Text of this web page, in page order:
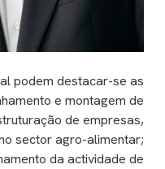
podem destacar-se as
e montagem de
de empresas,
sector agro-alimentar;
da actividade de